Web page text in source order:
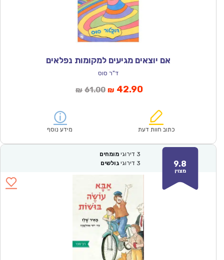
אם יוצאים מגיעים למקומות נפלאים
ד"ר סוס
₪ 61.00המחיר
₪61.00.
₪ 42.90המחיר
הוא:
כתוב חוות דעת מידע נוסף
9.8
מצוין
3 דירוגי מומחים
3 דירוגי גולשים